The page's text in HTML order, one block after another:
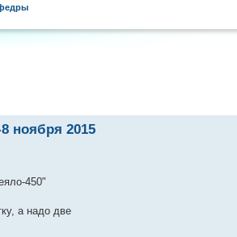
ноября 2015
450"
а надо две